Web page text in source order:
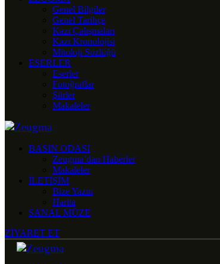
Genel Bilgiler
Genel Tarihçe
Kazı Çalışmaları
Kazı Kronolojisi
Mitoloji Sözlüğü
ESERLER
Eserler
Fotoğraflar
Şiirler
Makaleler
BASIN ODASI
Zeugma’dan Haberler
Makaleler
İLETİŞİM
Bize Yazın
Harita
SANAL MÜZE
ZİYARET ET